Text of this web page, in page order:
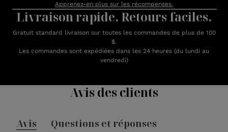
Apprenez-en plus sur les récompenses.
Livraison rapide. Retours faciles.
Gratuit standard livraison sur toutes les commandes de plus de 100
$.
Les commandes sont expédiées dans les 24 heures (du lundi au
vendredi)
Avis des clients
Avis Questions et réponses